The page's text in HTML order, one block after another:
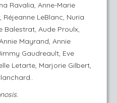
Ravalia, Anne-Marie
Réjeanne LeBlanc, Nuria
Balestrat, Aude Proulx,
Mayrand, Annie
Gaudreault, Eve
Letarte, Marjorie Gilbert,